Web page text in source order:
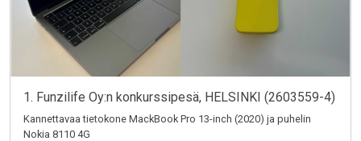
1. Funzilife Oy:n konkurssipesä, HELSINKI (2603559-4)
Kannettavaa tietokone MackBook Pro 13-inch (2020) ja puhelin
Nokia 8110 4G